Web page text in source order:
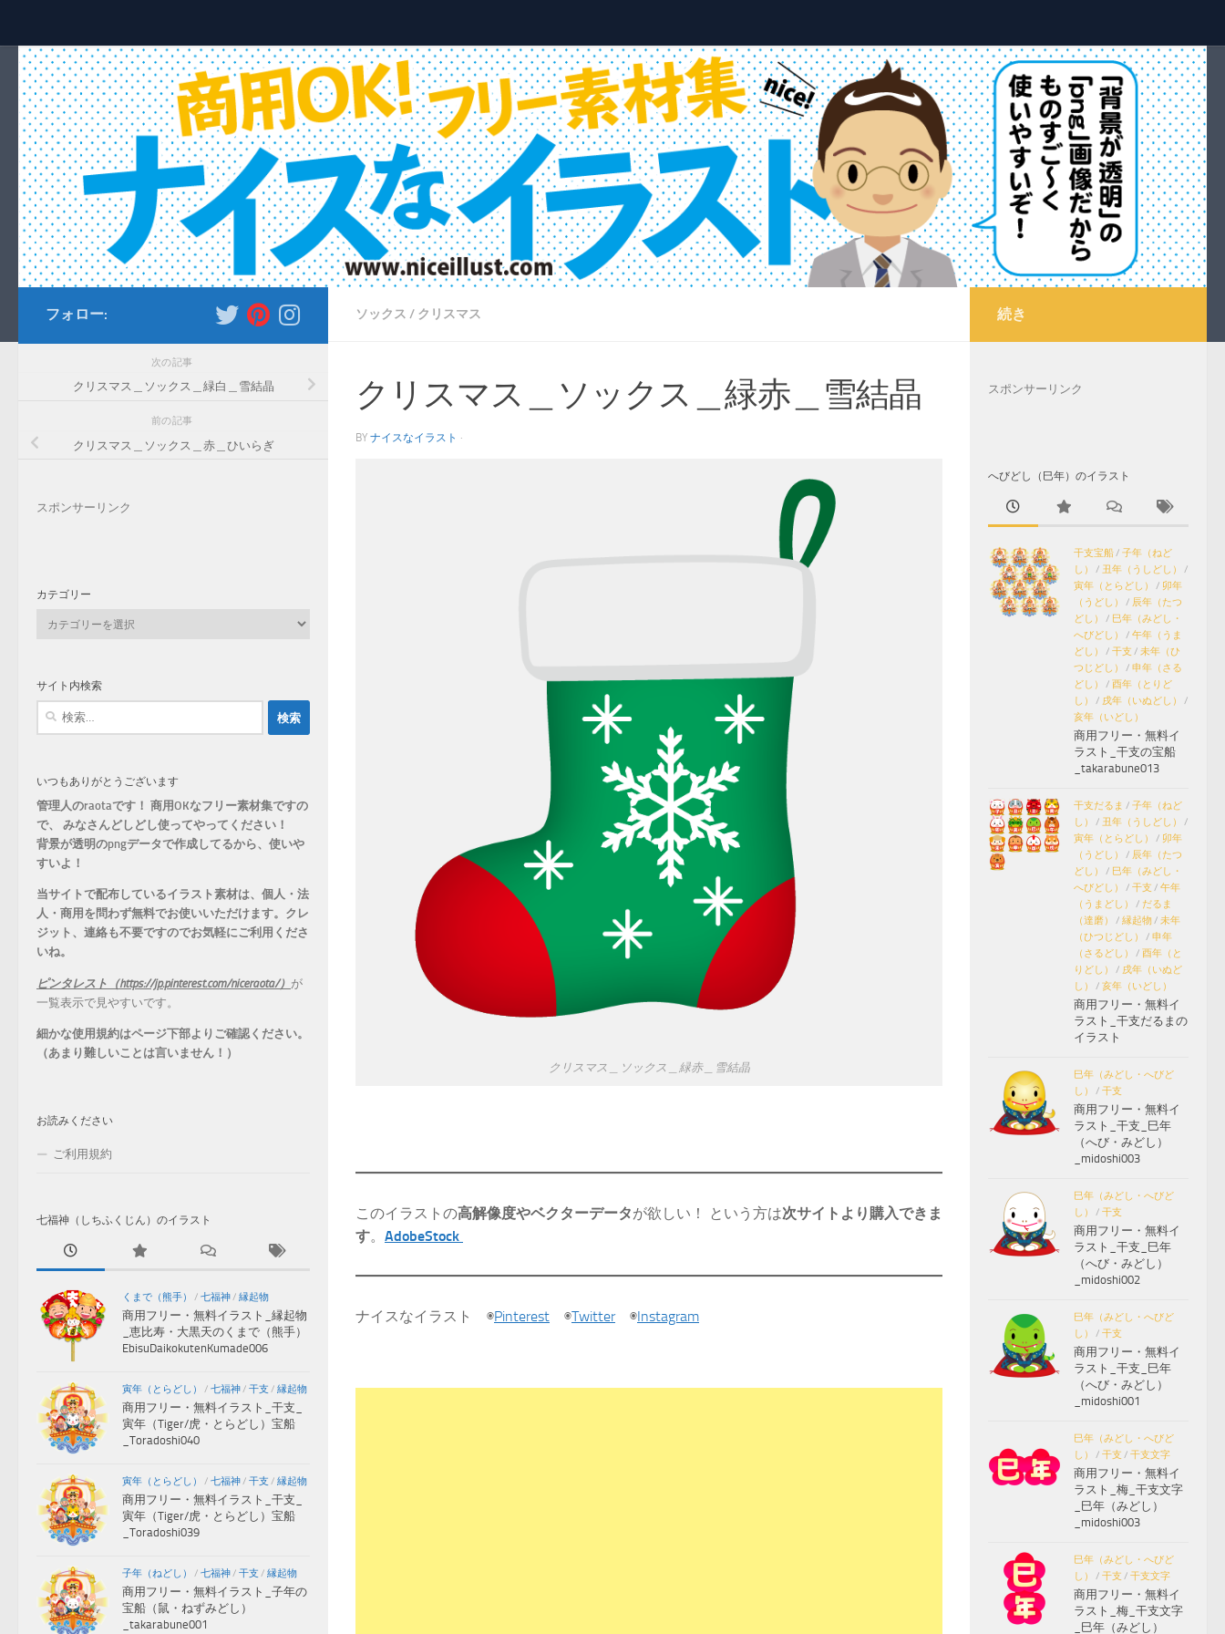
ソックス / クリスマス
クリスマス＿ソックス＿緑赤＿雪結晶
BY ナイスなイラスト ·
クリスマス＿ソックス＿緑赤＿雪結晶
このイラストの高解像度やベクターデータが欲しい！ という方は次サイトより購入できま
す。 AdobeStock
ナイスなイラスト ◉Pinterest ◉Twitter◉Instagram
フォロー:
次の記事
クリスマス＿ソックス＿緑白＿雪結晶
前の記事
クリスマス＿ソックス＿赤＿ひいらぎ
スポンサーリンク
カテゴリー
ー
サイト内検索
検
いつもありがとうございます
管理人のraotaです！ 商用OKなフリー素材集ですの
で、 みなさんどしどし使ってやってください！
背景が透明のpngデータで作成してるから、 使いや
すいよ！
当サイトで配布しているイラスト素材は、個人・法
人・商用を問わず無料でお使いいただけます。 クレ
ジット、連絡も不要ですのでお気軽にご利用くださ
いね。
ピンタレスト（https://jp.pinterest.com/niceraota/） が
一覧表示で見やすいです。
細かな使用規約はページ下部よりご確認ください。
（あまり難しいことは言いません！）
お読みください
ご利用規約
七福神（しちふくじん）のイラスト
くまで（熊手） / 七福神/ 縁起物
商用フリー・無料イラスト_縁起物
_恵比寿・大黒天のくまで（熊手）
EbisuDaikokutenKumade006
寅年（とらどし） / 七福神/ 干支 / 縁起物
商用フリー・無料イラスト_干支_
寅年（Tiger/虎・とらどし）宝船
_Toradoshi040
寅年（とらどし） / 七福神/ 干支 / 縁起物
商用フリー・無料イラスト_干支_
寅年（Tiger/虎・とらどし）宝船
_Toradoshi039
子年（ねどし） / 七福神/ 干支 / 縁起物
商用フリー・無料イラスト_子年の
宝船（鼠・ねずみどし）
_takarabune001
続き
スポンサーリンク
へびどし（巳年）のイラスト
干支宝船/ 子年（ねど
し）
/ 丑年（うしどし）
/
寅年（とらどし）
/ 卯年
（うどし）
/ 辰年（たつ
どし）
/ 巳年（みどし・
へびどし）
/ 午年（うま
どし）
/ 干支 / 未年（ひ
つじどし）
/ 申年（さる
どし）
/ 酉年（とりど
し）
/ 戌年（いぬどし）
/
亥年（いどし）
商用フリー・無料イ
ラスト_干支の宝船
_takarabune013
干支だるま / 子年（ねど
し）
/ 丑年（うしどし）
/
寅年（とらどし）
/ 卯年
（うどし）
/ 辰年（たつ
どし）
/ 巳年（みどし・
へびどし）
/ 干支 / 午年
（うまどし）
/ だるま
（達磨）
/ 縁起物/ 未年
（ひつじどし）
/ 申年
（さるどし）
/ 酉年（と
りどし）
/ 戌年（いぬど
し）
/ 亥年（いどし）
商用フリー・無料イ
ラスト_干支だるまの
イラスト
巳年（みどし・へびど
し）
/ 干支
商用フリー・無料イ
ラスト_干支_巳年
（へび・みどし）
_midoshi003
巳年（みどし・へびど
し）
/ 干支
商用フリー・無料イ
ラスト_干支_巳年
（へび・みどし）
_midoshi002
巳年（みどし・へびど
し）
/ 干支
商用フリー・無料イ
ラスト_干支_巳年
（へび・みどし）
_midoshi001
巳年（みどし・へびど
し）
/ 干支 / 干支文字
商用フリー・無料イ
ラスト_梅_干支文字
_巳年（みどし）
_midoshi003
巳年（みどし・へびど
し）
/ 干支 / 干支文字
商用フリー・無料イ
ラスト_梅_干支文字
_巳年（みどし）